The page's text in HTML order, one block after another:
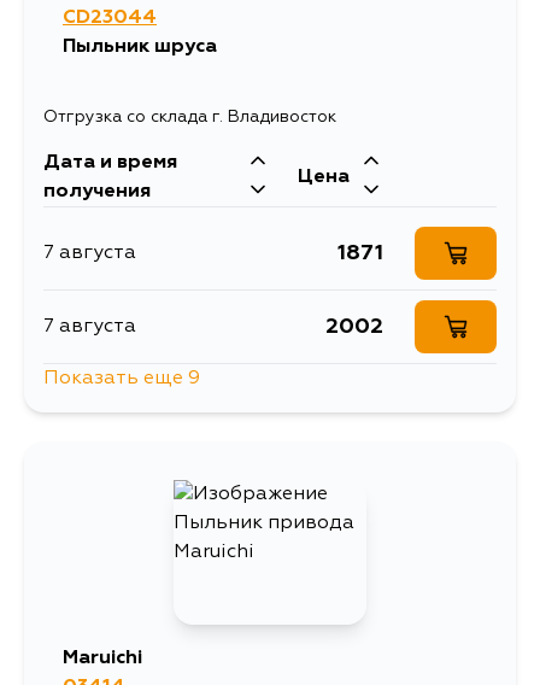
30 августа
CD23044
Пыльник шруса
Отгрузка со склада г. Владивосток
Дата и время
получения
Цена
7 августа 1871
7 августа 2002
1897
Показать еще 9
Maruichi